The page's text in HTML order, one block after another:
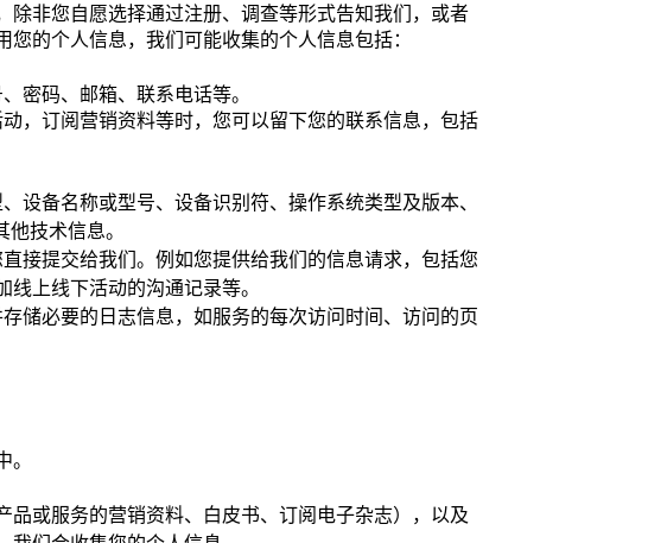
非您自愿选择通过注册、调查等形式告知我们，或者
的个人信息，我们可能收集的个人信息包括：
密码、邮箱、联系电话等。
，订阅营销资料等时，您可以留下您的联系信息，包括
设备名称或型号、设备识别符、操作系统类型及版本、
技术信息。
接提交给我们。例如您提供给我们的信息请求，包括您
上线下活动的沟通记录等。
储必要的日志信息，如服务的每次访问时间、访问的页
或服务的营销资料、白皮书、订阅电子杂志），以及